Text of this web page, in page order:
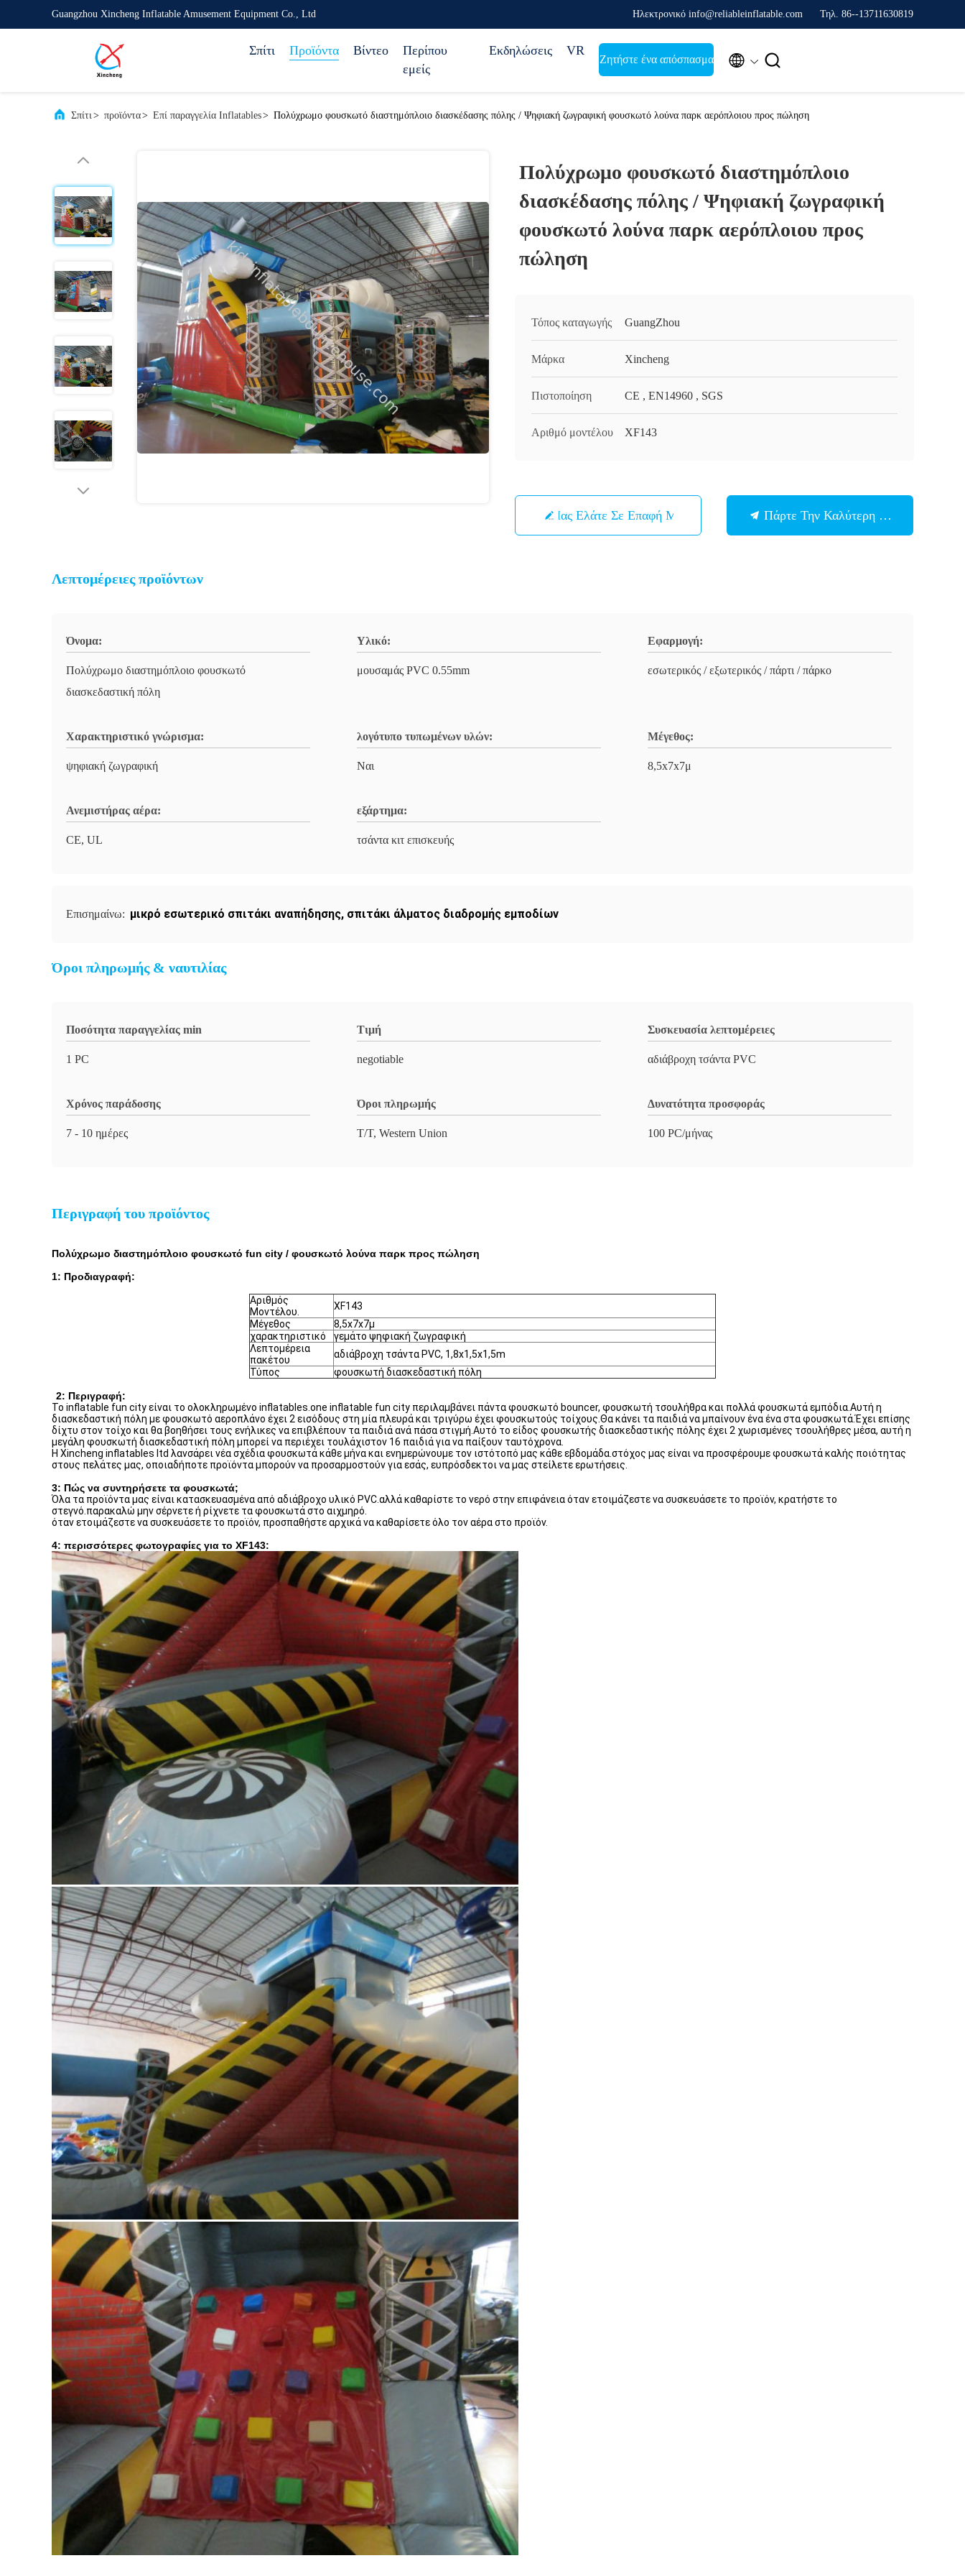
Guangzhou Xincheng Inflatable Amusement Equipment Co., Ltd Ηλεκτρονικό info@reliableinflatable.com Τηλ. 86--13711630819
Σπίτι Προϊόντα Βίντεο
Περίπου
εμείς
Εκδηλώσεις VR
Ζητήστε ένα απόσπασμα  
Σπίτι> προϊόντα> Επί παραγγελία Inflatables> Πολύχρωμο φουσκωτό διαστημόπλοιο διασκέδασης πόλης / Ψηφιακή ζωγραφική φουσκωτό λούνα παρκ αερόπλοιου προς πώληση
Πολύχρωμο φουσκωτό διαστημόπλοιο
διασκέδασης πόλης / Ψηφιακή ζωγραφική
φουσκωτό λούνα παρκ αερόπλοιου προς
πώληση
Τόπος καταγωγής GuangZhou
Μάρκα Xincheng
Πιστοποίηση CE , EN14960 , SGS
Αριθμό μοντέλου XF143
Μας Ελάτε Σε Επαφή Με Πάρτε Την Καλύτερη Τιμή
Λεπτομέρειες προϊόντων
Όνομα:
Πολύχρωμο διαστημόπλοιο φουσκωτό
διασκεδαστική πόλη
Υλικό:
μουσαμάς PVC 0.55mm
Εφαρμογή:
εσωτερικός / εξωτερικός / πάρτι / πάρκο
Χαρακτηριστικό γνώρισμα:
ψηφιακή ζωγραφική
λογότυπο τυπωμένων υλών:
Ναι
Μέγεθος:
8,5x7x7μ
Ανεμιστήρας αέρα:
CE, UL
εξάρτημα:
τσάντα κιτ επισκευής
Επισημαίνω: μικρό εσωτερικό σπιτάκι αναπήδησης, σπιτάκι άλματος διαδρομής εμποδίων
Όροι πληρωμής & ναυτιλίας
Ποσότητα παραγγελίας min
1 PC
Τιμή
negotiable
Συσκευασία λεπτομέρειες
αδιάβροχη τσάντα PVC
Χρόνος παράδοσης
7 - 10 ημέρες
Όροι πληρωμής
T/T, Western Union
Δυνατότητα προσφοράς
100 PC/μήνας
Περιγραφή του προϊόντος
Πολύχρωμο διαστημόπλοιο φουσκωτό fun city / φουσκωτό λούνα παρκ προς πώληση
1: Προδιαγραφή:
Αριθμός
Μοντέλου.
XF143
Μέγεθος
8,5x7x7μ
χαρακτηριστικό
γεμάτο ψηφιακή ζωγραφική
Λεπτομέρεια
πακέτου
αδιάβροχη τσάντα PVC, 1,8x1,5x1,5m
Τύπος
φουσκωτή διασκεδαστική πόλη
2: Περιγραφή:
Το inflatable fun city είναι το ολοκληρωμένο inflatables.one inflatable fun city περιλαμβάνει πάντα φουσκωτό bouncer, φουσκωτή τσουλήθρα και πολλά φουσκωτά εμπόδια.Αυτή η
διασκεδαστική πόλη με φουσκωτό αεροπλάνο έχει 2 εισόδους στη μία πλευρά και τριγύρω έχει φουσκωτούς τοίχους.Θα κάνει τα παιδιά να μπαίνουν ένα ένα στα φουσκωτά.Έχει επίσης
δίχτυ στον τοίχο και θα βοηθήσει τους ενήλικες να επιβλέπουν τα παιδιά ανά πάσα στιγμή.Αυτό το είδος φουσκωτής διασκεδαστικής πόλης έχει 2 χωρισμένες τσουλήθρες μέσα, αυτή η
μεγάλη φουσκωτή διασκεδαστική πόλη μπορεί να περιέχει τουλάχιστον 16 παιδιά για να παίξουν ταυτόχρονα.
Η Xincheng inflatables ltd λανσάρει νέα σχέδια φουσκωτά κάθε μήνα και ενημερώνουμε τον ιστότοπό μας κάθε εβδομάδα.στόχος μας είναι να προσφέρουμε φουσκωτά καλής ποιότητας
στους πελάτες μας, οποιαδήποτε προϊόντα μπορούν να προσαρμοστούν για εσάς, ευπρόσδεκτοι να μας στείλετε ερωτήσεις.
3: Πώς να συντηρήσετε τα φουσκωτά;
Όλα τα προϊόντα μας είναι κατασκευασμένα από αδιάβροχο υλικό PVC.αλλά καθαρίστε το νερό στην επιφάνεια όταν ετοιμάζεστε να συσκευάσετε το προϊόν, κρατήστε το
στεγνό.παρακαλώ μην σέρνετε ή ρίχνετε τα φουσκωτά στο αιχμηρό.
όταν ετοιμάζεστε να συσκευάσετε το προϊόν, προσπαθήστε αρχικά να καθαρίσετε όλο τον αέρα στο προϊόν.
4: περισσότερες φωτογραφίες για το XF143: